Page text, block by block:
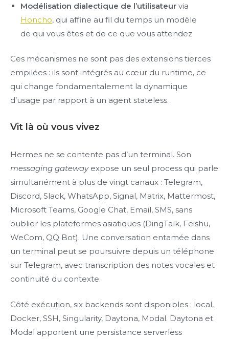
Modélisation dialectique de l’utilisateur via
Honcho, qui affine au fil du temps un modèle
de qui vous êtes et de ce que vous attendez
Ces mécanismes ne sont pas des extensions tierces
empilées : ils sont intégrés au cœur du runtime, ce
qui change fondamentalement la dynamique
d’usage par rapport à un agent stateless.
Vit là où vous vivez
Hermes ne se contente pas d’un terminal. Son
messaging gatewayexpose un seul process qui parle
simultanément à plus de vingt canaux : Telegram,
Discord, Slack, WhatsApp, Signal, Matrix, Mattermost,
Microsoft Teams, Google Chat, Email, SMS, sans
oublier les plateformes asiatiques (DingTalk, Feishu,
WeCom, QQ Bot). Une conversation entamée dans
un terminal peut se poursuivre depuis un téléphone
sur Telegram, avec transcription des notes vocales et
continuité du contexte.
Côté exécution, six backends sont disponibles : local,
Docker, SSH, Singularity, Daytona, Modal. Daytona et
Modal apportent une persistance serverless